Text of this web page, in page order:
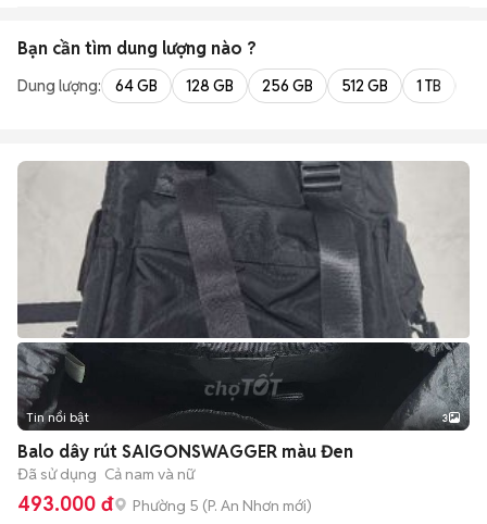
Bạn cần tìm dung lượng nào ?
Dung lượng: 64 GB 128 GB 256 GB 512 GB 1 TB
Tin nổi bật 3
Balo dây rút SAIGONSWAGGER màu Đen
Đã sử dụng Cả nam và nữ
493.000 đ Phường 5 (P. An Nhơn mới)